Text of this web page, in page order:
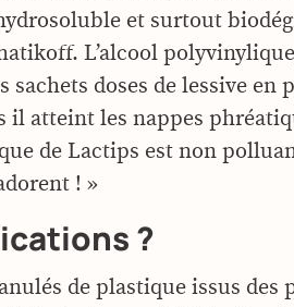
et surtout
L’alcool
sachets doses de lessive en
il atteint les nappes
de Lactips est non
! »
?
de plastique issus des